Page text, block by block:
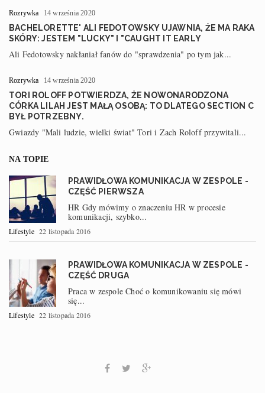
Rozrywka 14 września 2020
BACHELORETTE' ALI FEDOTOWSKY UJAWNIA, ŻE MA RAKA
SKÓRY: JESTEM "LUCKY" I "CAUGHT IT EARLY
Ali Fedotowsky nakłaniał fanów do "sprawdzenia" po tym jak...
Rozrywka 14 września 2020
TORI ROLOFF POTWIERDZA, ŻE NOWONARODZONA
CÓRKA LILAH JEST MAŁĄ OSOBĄ: TO DLATEGO SECTION C
BYŁ POTRZEBNY.
Gwiazdy "Mali ludzie, wielki świat" Tori i Zach Roloff przywitali...
NA TOPIE
PRAWIDŁOWA KOMUNIKACJA W ZESPOLE -
CZĘŚĆ PIERWSZA
HR Gdy mówimy o znaczeniu HR w procesie
komunikacji, szybko...
Lifestyle 22 listopada 2016
PRAWIDŁOWA KOMUNIKACJA W ZESPOLE -
CZĘŚĆ DRUGA
Praca w zespole Choć o komunikowaniu się mówi
się...
Lifestyle 22 listopada 2016